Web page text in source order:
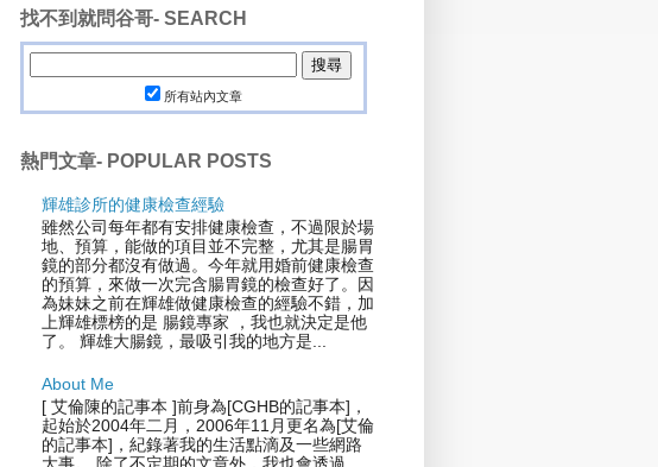
找不到就問谷哥- SEARCH
所有站內文章
熱門文章- POPULAR POSTS
輝雄診所的健康檢查經驗
雖然公司每年都有安排健康檢查，不過限於場
地、預算，能做的項目並不完整，尤其是腸胃
鏡的部分都沒有做過。今年就用婚前健康檢查
的預算，來做一次完含腸胃鏡的檢查好了。因
為妹妹之前在輝雄做健康檢查的經驗不錯，加
上輝雄標榜的是 腸鏡專家 ，我也就決定是他
了。 輝雄大腸鏡，最吸引我的地方是...
About Me
[ 艾倫陳的記事本 ]前身為[CGHB的記事本]，
起始於2004年二月，2006年11月更名為[艾倫
的記事本]，紀錄著我的生活點滴及一些網路
大事。 除了不定期的文章外，我也會透過